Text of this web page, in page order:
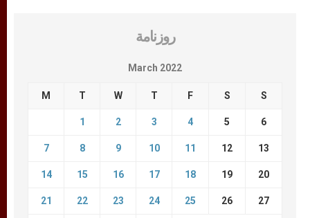
روزنامة
March 2022
M T W T F S S
1 2 3 4 5 6
7 8 9 10 11 12 13
14 15 16 17 18 19 20
21 22 23 24 25 26 27